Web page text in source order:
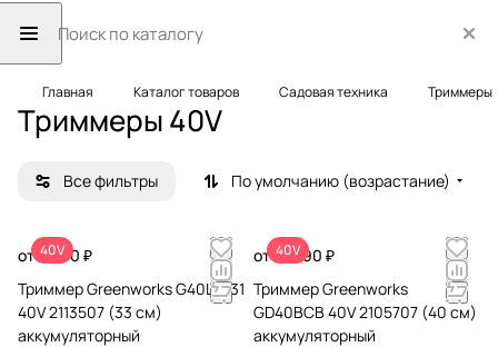
Главная Каталог товаров Садовая техника Триммеры
Триммеры 40V
Все фильтры По умолчанию (возрастание)
40V
от 8 990 ₽
Триммер Greenworks G40LT331
40V 2113507 (33 см)
аккумуляторный
40V
от 18 990 ₽
Триммер Greenworks
GD40BCB 40V 2105707 (40 см)
аккумуляторный